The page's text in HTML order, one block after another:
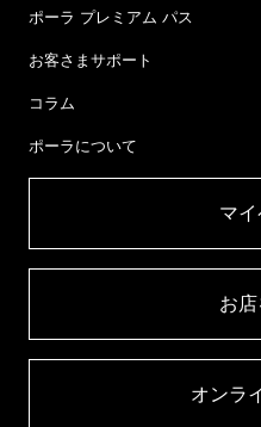
ポーラ プレミアム パス
お客さまサポート
コラム
ポーラについて
マ
お
オンラ